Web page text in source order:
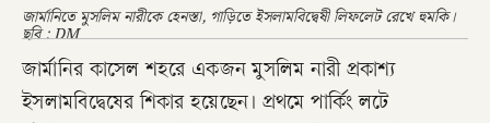
জার্মানিতে মুসলিম নারীকে হেনস্তা, গাড়িতে ইসলামবিদ্বেষী লিফলেট রেখে হুমকি।
ছবি : DM
জার্মানির কাসেল শহরে একজন মুসলিম নারী প্রকাশ্য
ইসলামবিদ্বেষের শিকার হয়েছেন। প্রথমে পার্কিং লটে